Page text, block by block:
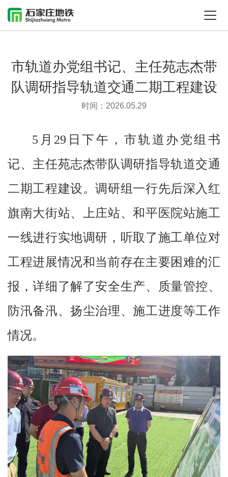
市轨道办党组书记、主任苑志杰带
队调研指导轨道交通二期工程建设
时间：2026.05.29
5月29日下午，市轨道办党组书
记、主任苑志杰带队调研指导轨道交通
二期工程建设。调研组一行先后深入红
旗南大街站、上庄站、和平医院站施工
一线进行实地调研，听取了施工单位对
工程进展情况和当前存在主要困难的汇
报，详细了解了安全生产、质量管控、
防汛备汛、扬尘治理、施工进度等工作
情况。